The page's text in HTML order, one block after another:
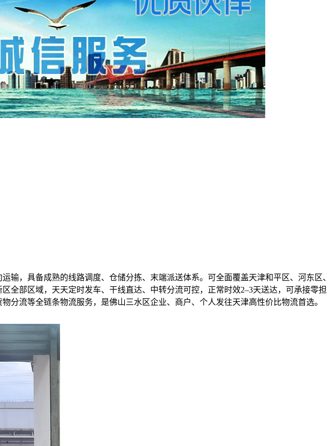
，具备成熟的线路调度、仓储分拣、末端派送体系。可全面覆盖天津和平区、河东区、
全部区域，天天定时发车、干线直达、中转分流可控，正常时效2–3天送达，可承接零担
流等全链条物流服务，是佛山三水区企业、商户、个人发往天津高性价比物流首选。